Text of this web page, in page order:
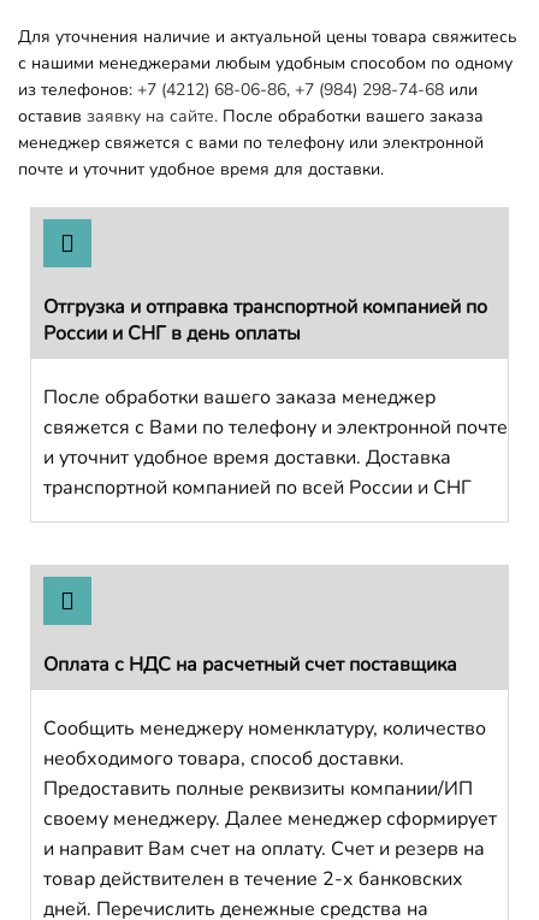
Для уточнения наличие и актуальной цены товара свяжитесь
с нашими менеджерами любым удобным способом по одному
из телефонов: +7 (4212) 68-06-86, +7 (984) 298-74-68 или
оставив заявку на сайте. После обработки вашего заказа
менеджер свяжется с вами по телефону или электронной
почте и уточнит удобное время для доставки.
Отгрузка и отправка транспортной компанией по
России и СНГ в день оплаты
После обработки вашего заказа менеджер
свяжется с Вами по телефону и электронной почте
и уточнит удобное время доставки. Доставка
транспортной компанией по всей России и СНГ
Оплата с НДС на расчетный счет поставщика
Сообщить менеджеру номенклатуру, количество
необходимого товара, способ доставки.
Предоставить полные реквизиты компании/ИП
своему менеджеру. Далее менеджер сформирует
и направит Вам счет на оплату. Счет и резерв на
товар действителен в течение 2-х банковских
дней. Перечислить денежные средства на